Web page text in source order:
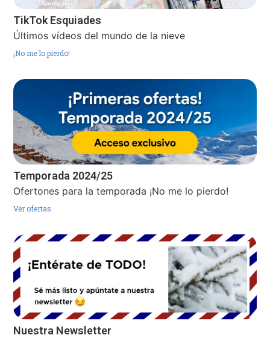
TikTok Esquiades
Últimos vídeos del mundo de la nieve
¡No me lo pierdo!
Temporada 2024/25
Ofertones para la temporada ¡No me lo pierdo!
Ver ofertas
Nuestra Newsletter